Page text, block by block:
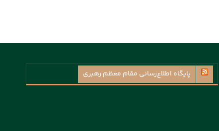
پايگاه اطلاع‌رسانی مقام معظم رهبری